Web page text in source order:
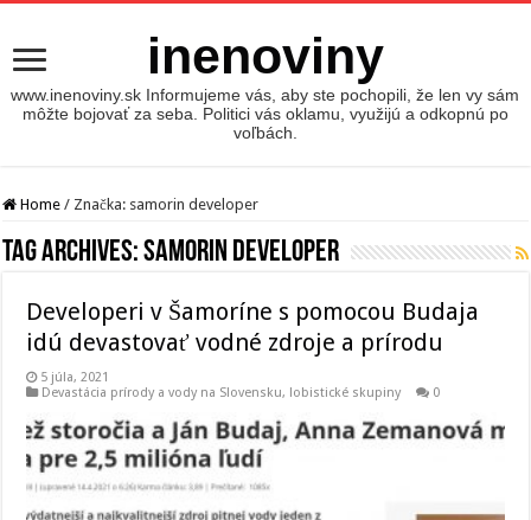
inenoviny
www.inenoviny.sk Informujeme vás, aby ste pochopili, že len vy sám
môžte bojovať za seba. Politici vás oklamu, využijú a odkopnú po
voľbách.
Home / Značka: samorin developer
Tag Archives:samorin developer
Developeri v Šamoríne s pomocou Budaja
idú devastovať vodné zdroje a prírodu
5 júla, 2021
Devastácia prírody a vody na Slovensku, lobistické skupiny 0